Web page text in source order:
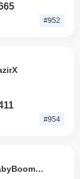
, 前日と比較して
ています .
で世界第948位に
LYXトークンの
#952
#954
BabyBoomToken